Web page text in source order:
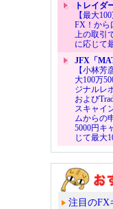
トレイダ
【最大
FX！から
上の取引
に応じて
JFX「
【小林芳
大100万
ジナルレ
および
スキャイ
ムからの
5000円キ
じて最大
注目のFX